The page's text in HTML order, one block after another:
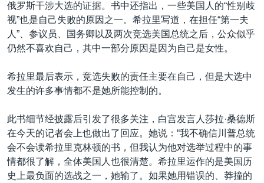
俄罗斯干涉大选的证据。书中还指出，一些美国人的“性别歧
视”也是自己失败的原因之一。希拉里写道，在担任“第一夫
人”、参议员、国务卿以及两次竞选美国总统之后，公众似乎
仍然不喜欢自己，其中一部分原因是因为自己是女性。
希拉里最后表示，竞选失败的责任主要在自己，但是大选中
发生的许多事情都不是她所能控制的。
此书细节经披露后引发了很多关注，白宫发言人莎拉·桑德斯
在今天的记者会上也做出了回应。她说：“我不确信川普总统
会不会读希拉里克林顿的书，但我认为他对选举过程中的事
情都很了解，全体美国人也很清楚。希拉里运作的是美国历
史上最负面的选战之一，她输了。如果她用错误的、莽撞的